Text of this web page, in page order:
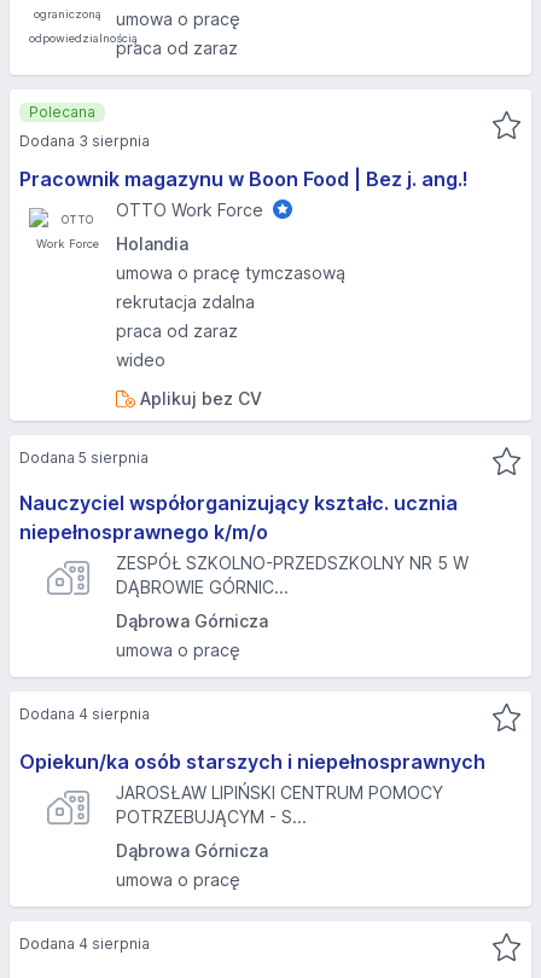
umowa o pracę
praca od zaraz
Pracownik magazynu w Boon Food | Bez j. ang.!
OTTO Work Force
Holandia
umowa o pracę tymczasową
rekrutacja zdalna
praca od zaraz
wideo
Aplikuj bez CV
Polecana
Dodana 3 sierpnia
Nauczyciel współorganizujący kształc. ucznia
niepełnosprawnego k/m/o
ZESPÓŁ SZKOLNO-PRZEDSZKOLNY NR 5 W
DĄBROWIE GÓRNIC...
Dąbrowa Górnicza
umowa o pracę
Dodana 5 sierpnia
Opiekun/ka osób starszych i niepełnosprawnych
JAROSŁAW LIPIŃSKI CENTRUM POMOCY
POTRZEBUJĄCYM - S...
Dąbrowa Górnicza
umowa o pracę
Dodana 4 sierpnia
Dodana 4 sierpnia